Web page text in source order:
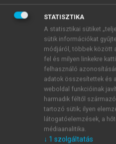
kapcsolat
Walmart és
együttműködés
A két vállalat
Walmart, az Egyesült
kiskereskedelmiüzletlánc-
kereste azokat a
megfelelő minőségben
tudják ellátni a hálózat
A globális piac
STATISZTIKA
A statisztikai sütiket
sütik információkat
módjáról, többek között
fel és milyen linkekre
felhasználó
adatok összesítettek és
weboldal funkcióinak
harmadik féltől
tartozó sütik; ilyen
látogatóelemzések, a
médiaanalitika.
↓ 1 szolgáltatás